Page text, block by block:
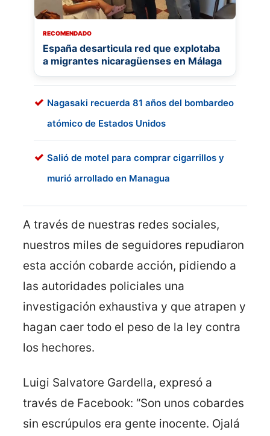
RECOMENDADO
España desarticula red que explotaba
a migrantes nicaragüenses en Málaga
Nagasaki recuerda 81 años del bombardeo
atómico de Estados Unidos
Salió de motel para comprar cigarrillos y
murió arrollado en Managua
A través de nuestras redes sociales,
nuestros miles de seguidores repudiaron
esta acción cobarde acción, pidiendo a
las autoridades policiales una
investigación exhaustiva y que atrapen y
hagan caer todo el peso de la ley contra
los hechores.
Luigi Salvatore Gardella, expresó a
través de Facebook: “Son unos cobardes
sin escrúpulos era gente inocente. Ojalá